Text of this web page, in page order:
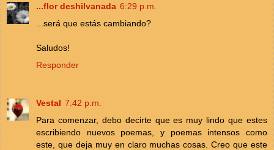
...flor deshilvanada 6:29 p.m.
...será que estás cambiando?
Saludos!
Responder
Vestal 7:42 p.m.
Para comenzar, debo decirte que es muy lindo que estes
escribiendo nuevos poemas, y poemas intensos como
este, que deja muy en claro muchas cosas. Creo que este